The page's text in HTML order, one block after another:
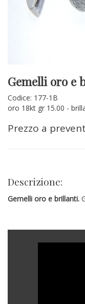
Gemelli oro e
Codice: 177-1B
oro 18kt gr 15.00 -
Prezzo a
Descrizione:
Gemelli oro e brillanti.